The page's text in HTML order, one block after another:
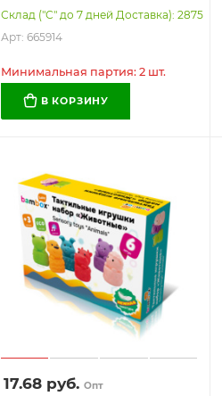
пирамидка "Зайчик", кубики, 13
элементов, ЭКО, BAMBOX BABY
(БАМБОКС БЭБИ), 665914
Склад ("С" до 7 дней Доставка): 2875
Арт: 665914
Минимальная партия: 2 шт.
В КОРЗИНУ
17.68руб. Опт